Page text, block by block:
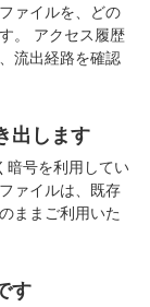
ァイルを、どの
。 アクセス履歴
流出経路を確認
出します
暗号を利用してい
ァイルは、既存
ままご利用いた
す